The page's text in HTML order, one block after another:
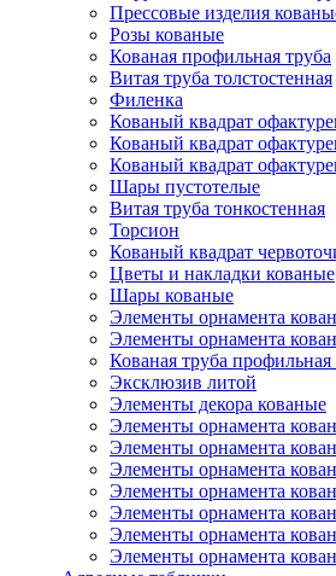
Прессовые изделия
Розы кованые
Кованая профильная труба
Витая труба толстостенная
Филенка
Кованый квадрат
Кованый квадрат
Кованый квадрат
Шары пустотелые
Витая труба тонкостенная
Торсион
Кованый квадрат
Цветы и накладки кованые
Шары кованые
Элементы орнамента
Элементы орнамента
Кованая труба
Эксклюзив литой
Элементы декора кованые
Элементы орнамента
Элементы орнамента
Элементы орнамента
Элементы орнамента
Элементы орнамента
Элементы орнамента
Элементы орнамента